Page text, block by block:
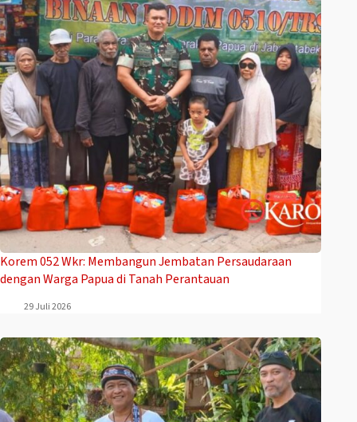
Korem 052 Wkr: Membangun Jembatan Persaudaraan
dengan Warga Papua di Tanah Perantauan
29 Juli 2026